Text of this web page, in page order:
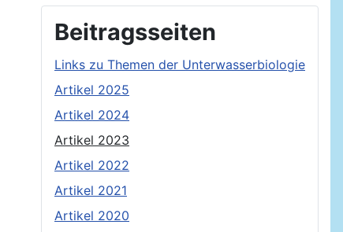
Beitragsseiten
Links zu Themen der Unterwasserbiologie
Artikel 2025
Artikel 2024
Artikel 2023
Artikel 2022
Artikel 2021
Artikel 2020